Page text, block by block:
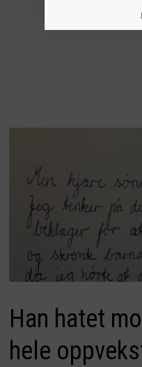
Han hatet
hele